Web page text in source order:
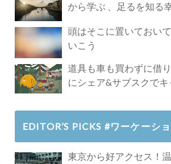
から学ぶ 、足るを知る
頭はそこに置いておい
いこう
道具も車も買わずに借
にシェア&サブスクで
EDITOR’S PICKS #ワーケーシ
東京から好アクセス！